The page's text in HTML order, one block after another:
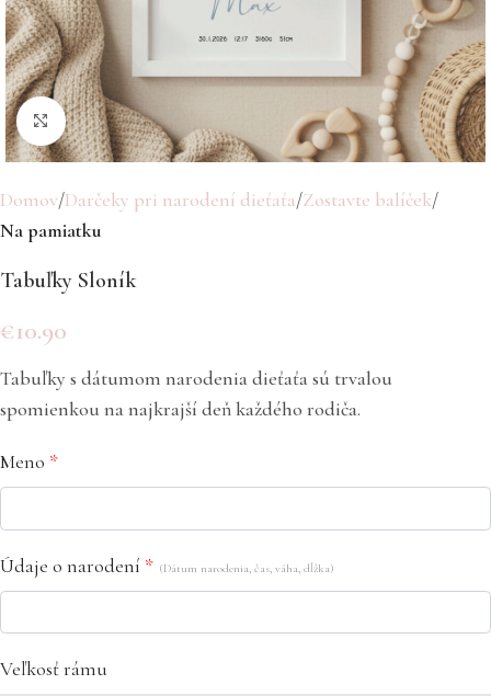
Click to enlarge
Domov Darčeky pri narodení dieťaťa Zostavte balíček
Na pamiatku
Tabuľky Sloník
€10.90
Tabuľky s dátumom narodenia dieťaťa sú trvalou
spomienkou na najkrajší deň každého rodiča.
Meno *
Údaje o narodení * (Dátum narodenia, čas, váha, dĺžka)
Veľkosť rámu